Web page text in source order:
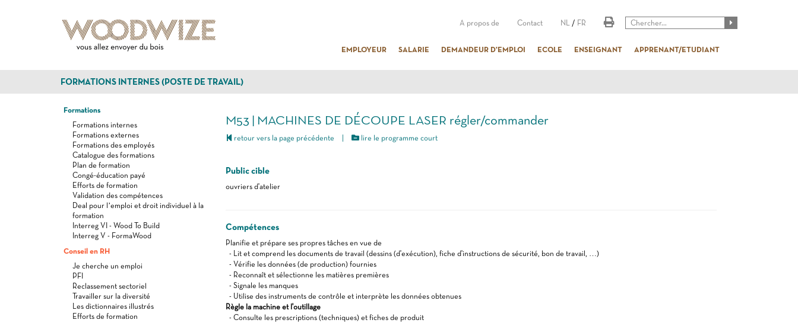
A propos de Contact NL / FR
EMPLOYEUR SALARIE DEMANDEUR D'EMPLOI ECOLE ENSEIGNANT APPRENANT/ETUDIANT
FORMATIONS INTERNES (POSTE DE TRAVAIL)
Formations
Formations internes
Formations externes
Formations des employés
Catalogue des formations
Plan de formation
Congé-éducation payé
Efforts de formation
Validation des compétences
Deal pour l’emploi et droit individuel à la
formation
Interreg VI - Wood To Build
Interreg V - FormaWood
Conseil en RH
Je cherche un emploi
PFI
Reclassement sectoriel
Travailler sur la diversité
Les dictionnaires illustrés
Efforts de formation
M53 | MACHINES DE DÉCOUPE LASER régler/commander
retour vers la page précédente lire le programme court
Public cible
ouvriers d'atelier
Compétences
Planifie et prépare ses propres tâches en vue de
- Lit et comprend les documents de travail (dessins (d'exécution), fiche d'instructions de sécurité, bon de travail, …)
- Vérifie les données (de production) fournies
- Reconnaît et sélectionne les matières premières
- Signale les manques
- Utilise des instruments de contrôle et interprète les données obtenues
Règle la machine et l'outillage
- Consulte les prescriptions (techniques) et fiches de produit